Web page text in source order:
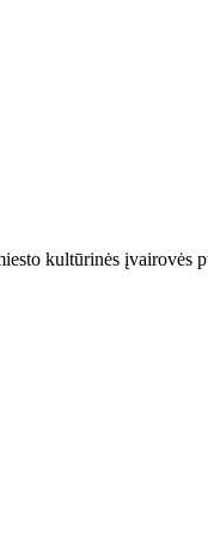
kultūrinės įvairovės